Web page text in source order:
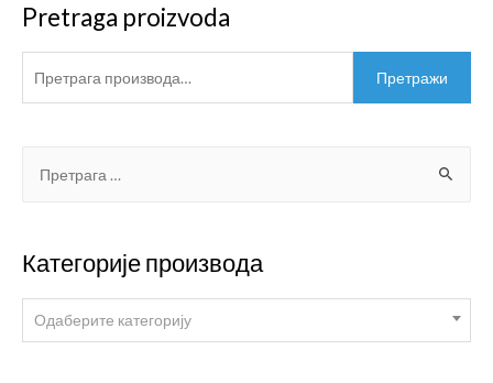
Pretraga proizvoda
Претражи
Категорије производа
Одаберите категорију